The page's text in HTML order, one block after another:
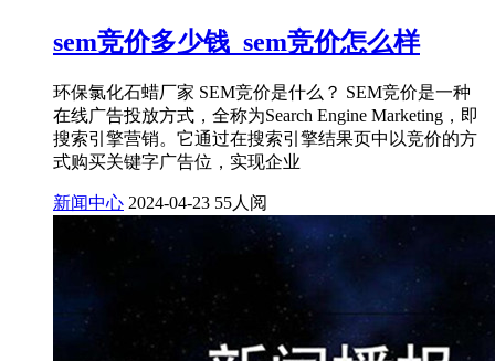
sem竞价多少钱_sem竞价怎么样
环保氯化石蜡厂家 SEM竞价是什么？ SEM竞价是一种
在线广告投放方式，全称为Search Engine Marketing，即
搜索引擎营销。它通过在搜索引擎结果页中以竞价的方
式购买关键字广告位，实现企业
新闻中心 2024-04-23 55人阅